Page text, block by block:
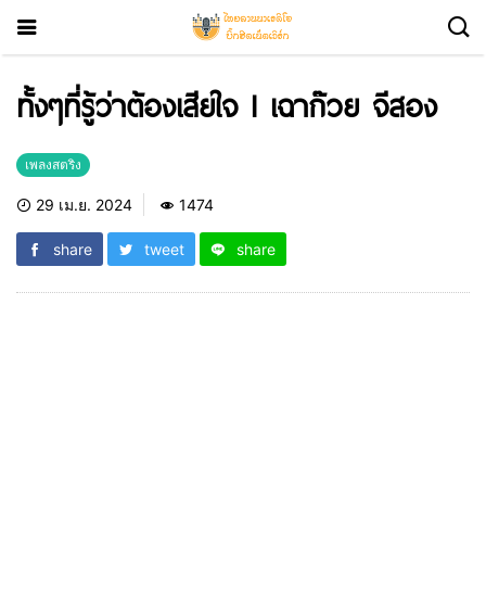
ทั้งๆที่รู้ว่าต้องเสียใจ l เฉาก๊วย จีสอง
เพลงสตริง
29 เม.ย. 2024 1474
share tweet share